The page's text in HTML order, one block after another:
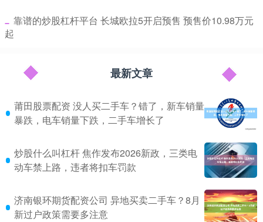
​靠谱的炒股杠杆平台 长城欧拉5开启预售 预售价10.98万元
起
最新文章
莆田股票配资 没人买二手车？错了，新车销量
暴跌，电车销量下跌，二手车增长了
炒股什么叫杠杆 焦作发布2026新政，三类电
动车禁上路，违者将扣车罚款
济南银环期货配资公司 异地买卖二手车？8月
新过户政策需要多注意